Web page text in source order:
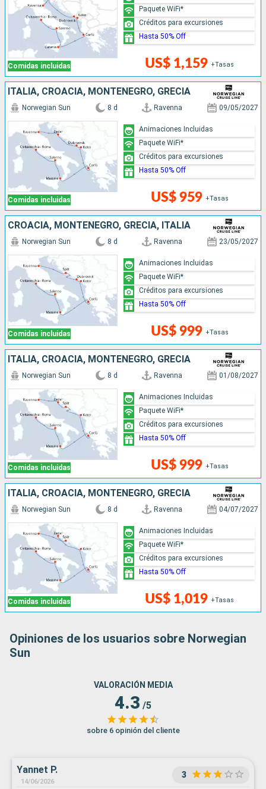
Comidas incluidas US$ 1,159 +Tasas
Paquete WiFi*
Créditos para excursiones
Hasta 50% Off
ITALIA, CROACIA, MONTENEGRO, GRECIA
Comidas incluidas
Norwegian Sun 8 d Ravenna 09/05/2027
US$ 959 +Tasas
Animaciones Incluidas
Paquete WiFi*
Créditos para excursiones
Hasta 50% Off
CROACIA, MONTENEGRO, GRECIA, ITALIA
Comidas incluidas
Norwegian Sun 8 d Ravenna 23/05/2027
US$ 999 +Tasas
Animaciones Incluidas
Paquete WiFi*
Créditos para excursiones
Hasta 50% Off
ITALIA, CROACIA, MONTENEGRO, GRECIA
Comidas incluidas
Norwegian Sun 8 d Ravenna 01/08/2027
US$ 999 +Tasas
Animaciones Incluidas
Paquete WiFi*
Créditos para excursiones
Hasta 50% Off
ITALIA, CROACIA, MONTENEGRO, GRECIA
Comidas incluidas
Norwegian Sun 8 d Ravenna 04/07/2027
US$ 1,019 +Tasas
Animaciones Incluidas
Paquete WiFi*
Créditos para excursiones
Hasta 50% Off
Opiniones de los usuarios sobre Norwegian
Sun
VALORACIÓN MEDIA
4.3 /5
sobre 6 opinión del cliente
Yannet P.
14/06/2026
3